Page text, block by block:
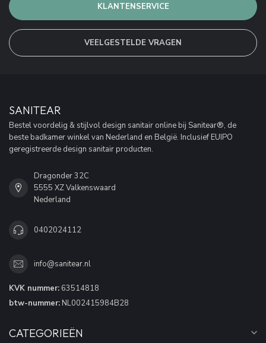
KLANTENSERVICE
VEELGESTELDE VRAGEN
SANITEAR
Bestel voordelig & stijlvol design sanitair online bij Sanitear®, de
beste badkamer winkel van Nederland en België. Inclusief EUIPO
geregistreerde design sanitair producten.
Dragonder 32C
5555 XZ Valkenswaard
Nederland
0402024112
info@sanitear.nl
KVK nummer: 63514818
btw-nummer: NL002415984B28
CATEGORIEËN